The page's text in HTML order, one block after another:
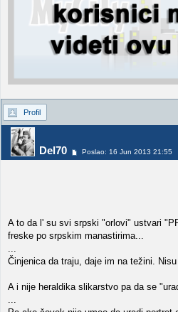
Profil
Del70 Poslao: 16 Jun 2013 21:55
A to da l' su svi srpski "orlovi" ustvari
freske po srpskim manastirima...
...
Činjenica da traju, daje im na težini.
A i nije heraldika slikarstvo pa da se
...